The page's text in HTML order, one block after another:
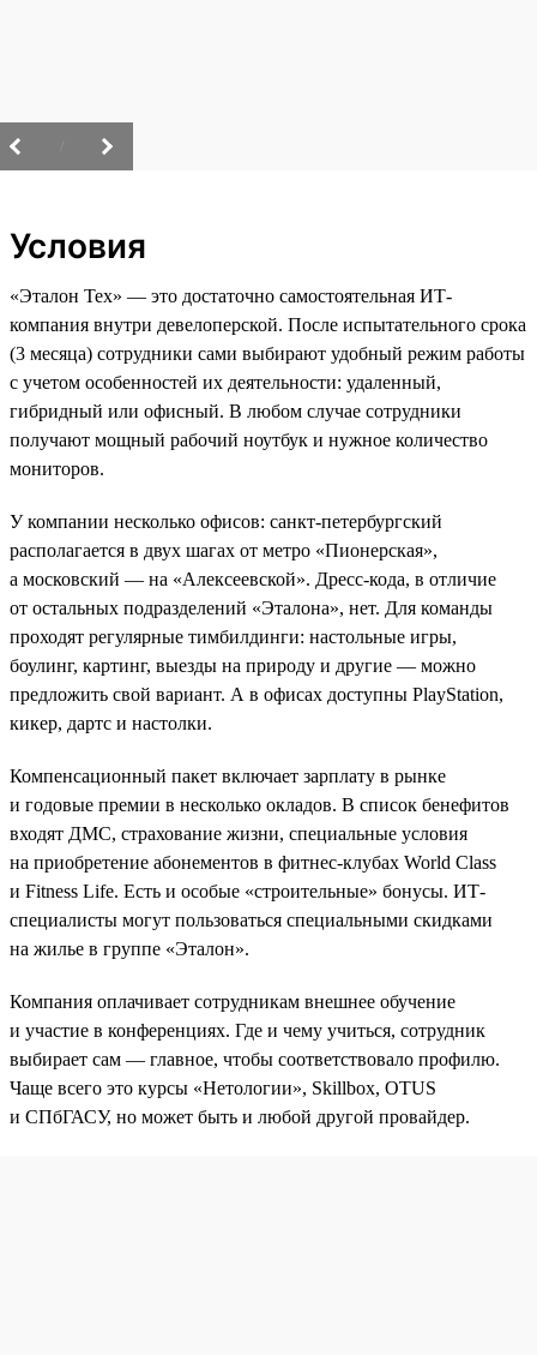
Условия
«Эталон Тех» — это достаточно самостоятельная ИТ-
компания внутри девелоперской. После испытательного срока
(3 месяца) сотрудники сами выбирают удобный режим работы
с учетом особенностей их деятельности: удаленный,
гибридный или офисный. В любом случае сотрудники
получают мощный рабочий ноутбук и нужное количество
мониторов.
У компании несколько офисов: санкт-петербургский
располагается в двух шагах от метро «Пионерская»,
а московский — на «Алексеевской». Дресс-кода, в отличие
от остальных подразделений «Эталона», нет. Для команды
проходят регулярные тимбилдинги: настольные игры,
боулинг, картинг, выезды на природу и другие — можно
предложить свой вариант. А в офисах доступны PlayStation,
кикер, дартс и настолки.
Компенсационный пакет включает зарплату в рынке
и годовые премии в несколько окладов. В список бенефитов
входят ДМС, страхование жизни, специальные условия
на приобретение абонементов в фитнес-клубах World Class
и Fitness Life. Есть и особые «строительные» бонусы. ИТ-
специалисты могут пользоваться специальными скидками
на жилье в группе «Эталон».
Компания оплачивает сотрудникам внешнее обучение
и участие в конференциях. Где и чему учиться, сотрудник
выбирает сам — главное, чтобы соответствовало профилю.
Чаще всего это курсы «Нетологии», Skillbox, OTUS
и СПбГАСУ, но может быть и любой другой провайдер.